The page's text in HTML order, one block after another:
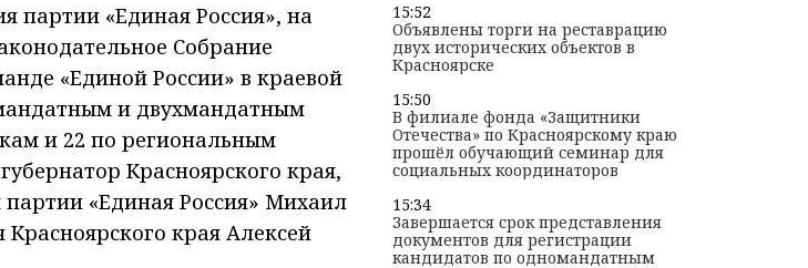
партии «Единая Россия», на
Собрание
«Единой России» в краевой
и двухмандатным
и 22 по региональным
Красноярского края,
партии «Единая Россия» Михаил
края Алексей
15:52
Объявлены торги на реставрацию
двух исторических объектов в
Красноярске
15:50
В филиале фонда «Защитники
Отечества» по Красноярскому краю
прошёл обучающий семинар для
социальных координаторов
15:34
Завершается срок представления
документов для регистрации
кандидатов по одномандатным